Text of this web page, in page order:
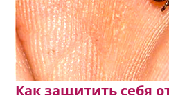
Как защитить себя